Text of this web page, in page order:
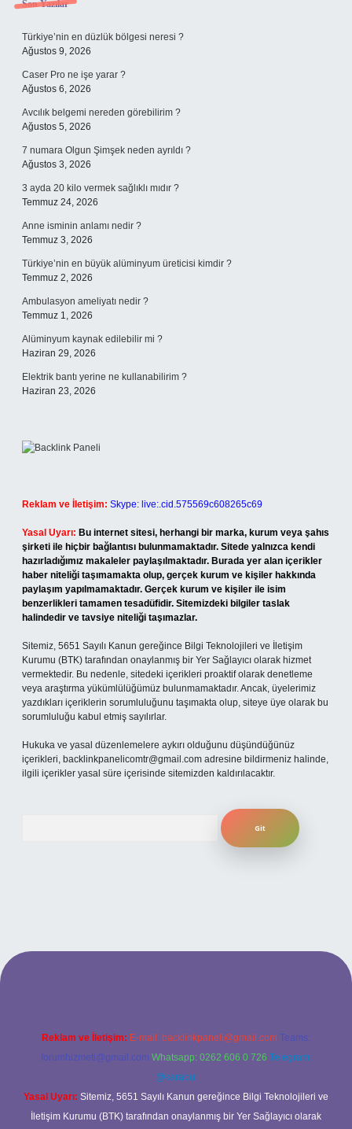
Sidebar
Son Yazılar
Türkiye’nin en düzlük bölgesi neresi ?
Ağustos 9, 2026
Caser Pro ne işe yarar ?
Ağustos 6, 2026
Avcılık belgemi nereden görebilirim ?
Ağustos 5, 2026
7 numara Olgun Şimşek neden ayrıldı ?
Ağustos 3, 2026
3 ayda 20 kilo vermek sağlıklı mıdır ?
Temmuz 24, 2026
Anne isminin anlamı nedir ?
Temmuz 3, 2026
Türkiye’nin en büyük alüminyum üreticisi kimdir ?
Temmuz 2, 2026
Ambulasyon ameliyatı nedir ?
Temmuz 1, 2026
Alüminyum kaynak edilebilir mi ?
Haziran 29, 2026
Elektrik bantı yerine ne kullanabilirim ?
Haziran 23, 2026
Reklam ve İletişim: Skype: live:.cid.575569c608265c69
Yasal Uyarı: Bu internet sitesi, herhangi bir marka, kurum veya şahıs
şirketi ile hiçbir bağlantısı bulunmamaktadır. Sitede yalnızca kendi
hazırladığımız makaleler paylaşılmaktadır. Burada yer alan içerikler
haber niteliği taşımamakta olup, gerçek kurum ve kişiler hakkında
paylaşım yapılmamaktadır. Gerçek kurum ve kişiler ile isim
benzerlikleri tamamen tesadüfidir. Sitemizdeki bilgiler taslak
halindedir ve tavsiye niteliği taşımazlar.
Sitemiz, 5651 Sayılı Kanun gereğince Bilgi Teknolojileri ve İletişim
Kurumu (BTK) tarafından onaylanmış bir Yer Sağlayıcı olarak hizmet
vermektedir. Bu nedenle, sitedeki içerikleri proaktif olarak denetleme
veya araştırma yükümlülüğümüz bulunmamaktadır. Ancak, üyelerimiz
yazdıkları içeriklerin sorumluluğunu taşımakta olup, siteye üye olarak bu
sorumluluğu kabul etmiş sayılırlar.
Hukuka ve yasal düzenlemelere aykırı olduğunu düşündüğünüz
içerikleri, backlinkpanelicomtr@gmail.com adresine bildirmeniz halinde,
ilgili içerikler yasal süre içerisinde sitemizden kaldırılacaktır.
bahis sitesi
Reklam ve İletişim: E-mail: backlinkpaneli@gmail.com Teams:
forumhizmeti@gmail.com Whatsapp: 0262 606 0 726 Telegram:
@karabul
Yasal Uyarı: Sitemiz, 5651 Sayılı Kanun gereğince Bilgi Teknolojileri ve
İletişim Kurumu (BTK) tarafından onaylanmış bir Yer Sağlayıcı olarak